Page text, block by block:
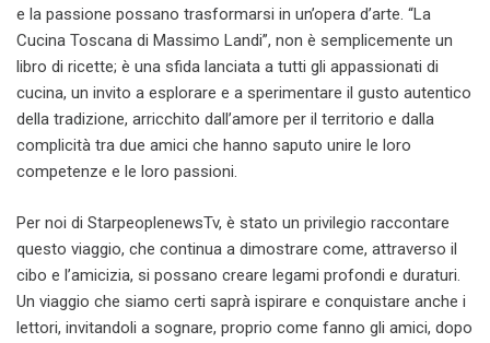
e la passione possano trasformarsi in un’opera d’arte. “La
Cucina Toscana di Massimo Landi”, non è semplicemente un
libro di ricette; è una sfida lanciata a tutti gli appassionati di
cucina, un invito a esplorare e a sperimentare il gusto autentico
della tradizione, arricchito dall’amore per il territorio e dalla
complicità tra due amici che hanno saputo unire le loro
competenze e le loro passioni.
Per noi di StarpeoplenewsTv, è stato un privilegio raccontare
questo viaggio, che continua a dimostrare come, attraverso il
cibo e l’amicizia, si possano creare legami profondi e duraturi.
Un viaggio che siamo certi saprà ispirare e conquistare anche i
lettori, invitandoli a sognare, proprio come fanno gli amici, dopo